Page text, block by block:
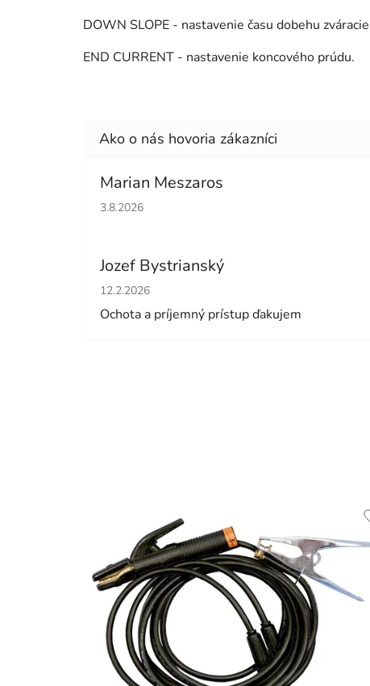
DOWN SLOPE - nastavenie času dobehu
END CURRENT - nastavenie koncového prúdu.
Marian Meszaros
Hodnotenie obchodu je 5 z 5 hviezdičiek.
3.8.2026
Jozef Bystrianský
Hodnotenie obchodu je 5 z 5 hviezdičiek.
12.2.2026
Ochota a príjemný prístup ďakujem